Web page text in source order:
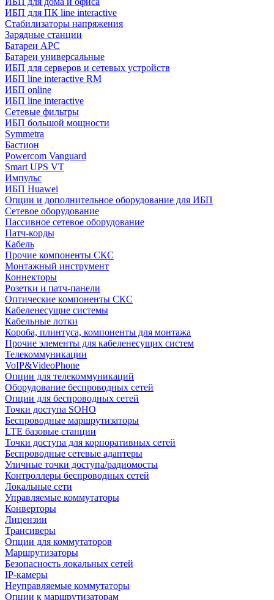
ИБП для ПК linе interactive
Стабилизаторы напряжения
Зарядные станции
Батареи APC
Батареи универсальные
ИБП для серверов и сетевых устройств
ИБП line interactive RM
ИБП online
ИБП linе interactive
Сетевые фильтры
ИБП большой мощности
Symmetra
Бастион
Powercom Vanguard
Smart UPS VT
Импульс
ИБП Huawei
Опции и дополнительное оборудование для ИБП
Сетевое оборудование
Пассивное сетевое оборудование
Патч-корды
Кабель
Прочие компоненты СКС
Монтажный инструмент
Коннекторы
Розетки и патч-панели
Оптические компоненты СКС
Кабеленесущие системы
Кабельные лотки
Короба, плинтуса, компоненты для монтажа
Прочие элементы для кабеленесущих систем
Телекоммуникации
VoIP&VideoPhone
Опции для телекоммуникаций
Оборудование беспроводных сетей
Опции для беспроводных сетей
Точки доступа SOHO
Беспроводные маршрутизаторы
LTE базовые станции
Точки доступа для корпоративных сетей
Беспроводные сетевые адаптеры
Уличные точки доступа/радиомосты
Контроллеры беспроводных сетей
Локальные сети
Управляемые коммутаторы
Конверторы
Лицензии
Трансиверы
Опции для коммутаторов
Маршрутизаторы
Безопасность локальных сетей
IP-камеры
Неуправляемые коммутаторы
Опции к маршрутизаторам